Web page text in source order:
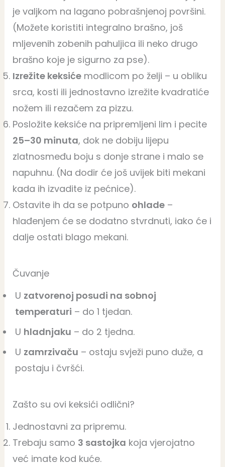
je valjkom na lagano pobrašnjenoj površini.
(Možete koristiti integralno brašno, još
mljevenih zobenih pahuljica ili neko drugo
brašno koje je sigurno za pse).
Izrežite keksićemodlicom po želji – u obliku
srca, kosti ili jednostavno izrežite kvadratiće
nožem ili rezačem za pizzu.
Posložite keksiće na pripremljeni lim i pecite
25–30 minuta, dok ne dobiju lijepu
zlatnosmeđu boju s donje strane i malo se
napuhnu. (Na dodir će još uvijek biti mekani
kada ih izvadite iz pećnice).
Ostavite ih da se potpuno ohlade–
hlađenjem će se dodatno stvrdnuti, iako će i
dalje ostati blago mekani.
Čuvanje
U zatvorenoj posudi na sobnoj
temperaturi – do 1 tjedan.
U hladnjaku – do 2 tjedna.
U zamrzivaču – ostaju svježi puno duže, a
postaju i čvršći.
Zašto su ovi keksići odlični?
Jednostavni za pripremu.
Trebaju samo 3 sastojka koja vjerojatno
već imate kod kuće.